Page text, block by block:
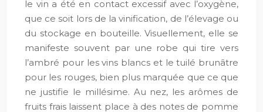
le vin a été en contact excessif avec l’oxygène,
que ce soit lors de la vinification, de l’élevage ou
du stockage en bouteille. Visuellement, elle se
manifeste souvent par une robe qui tire vers
l’ambré pour les vins blancs et le tuilé brunâtre
pour les rouges, bien plus marquée que ce que
ne justifie le millésime. Au nez, les arômes de
fruits frais laissent place à des notes de pomme